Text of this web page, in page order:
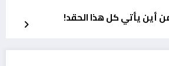
أين يأتي كل هذا الحقد!